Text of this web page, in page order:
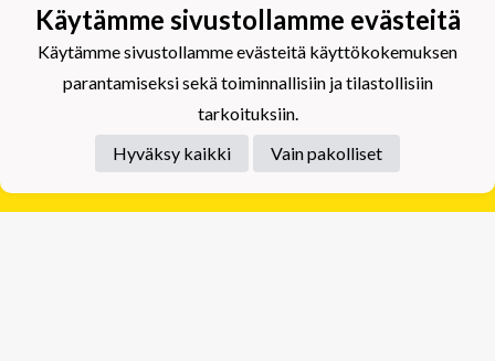
Tietosuojaseloste
Käytämme sivustollamme evästeitä
Käytämme sivustollamme evästeitä käyttökokemuksen
parantamiseksi sekä toiminnallisiin ja tilastollisiin
tarkoituksiin.
Hyväksy kaikki
Vain pakolliset